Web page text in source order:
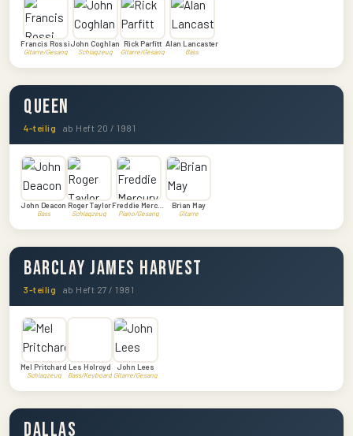
Francis Rossi
Gitarre/Gesang
John Coghlan
Schlagzeug
Rick Parfitt
Gitarre/Gesang
Alan Lancaster
Bass
Queen
4-teilig ab Heft 20 / 1981
John Deacon
Bass
Roger Taylor
Schlagzeug Piano/Gesang
Brian May
Gitarre
Barclay James Harvest
3-teilig ab Heft 27 / 1981
Mel Pritchard
Schlagzeug
Les Holroyd
Bass/Keyboard
John Lees
Gitarre/Gesang
Dallas